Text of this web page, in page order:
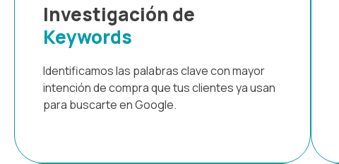
Investigación de
Keywords
Identificamos las palabras clave con mayor
intención de compra que tus clientes ya usan
para buscarte en Google.